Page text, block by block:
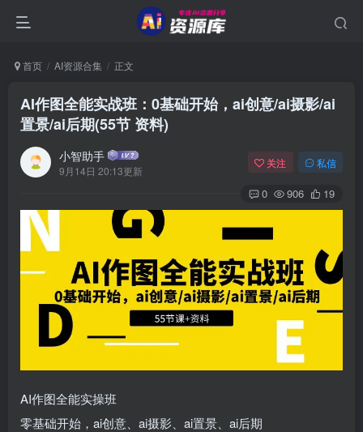
首页 AI资源合集 正文
AI作图全能实战班：0基础开始，ai创意/ai摄影/ai
置景/ai后期(55节 资料)
小智助手
9月14日 20:13更新
关注 私信
0 906 19
AI作图全能实操班
零基础开始，ai创意、ai摄影、ai置景、ai后期